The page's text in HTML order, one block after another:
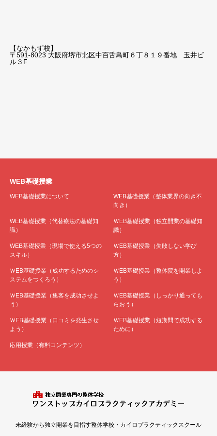
【なかもず校】
〒591-8023 大阪府堺市北区中百舌鳥町６丁８１９番地 玉井ビ
ル３F
WEB基礎授業
WEB基礎授業について
WEB基礎授業（整体業界の向き不
向き）
WEB基礎授業（代替療法の基礎知
識）
ＷEB基礎授業（独立開業の基礎知
識）
WEB基礎授業（現場で使える5つの
スキル）
ＷEB基礎授業（失敗しない学び
方）
ＷEB基礎授業（成功するためのシ
ステムをつくろう）
ＷEB基礎授業（整体院を開業しよ
う）
ＷEB基礎授業（集客を成功させよ
う）
ＷEB基礎授業（しっかり通っても
らおう）
ＷEB基礎授業（口コミを発生させ
よう）
ＷEB基礎授業（短期間で成功する
ために）
応用授業（有料コンテンツ）
未経験から独立開業を目指す整体学校・カイロプラクティックスクール